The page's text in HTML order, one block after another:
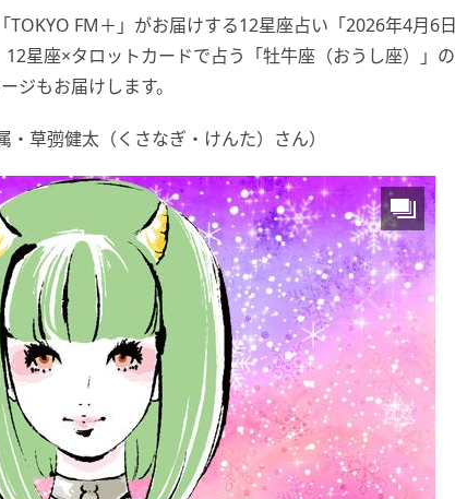
FM＋」がお届けする12星座占い「2026年4月6日
12星座×タロットカードで占う「牡牛座（おうし座）」
ジもお届けします。
・草彅健太（くさなぎ・けんた）さん）